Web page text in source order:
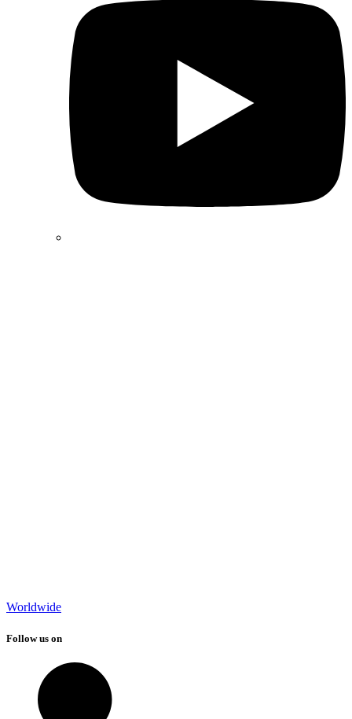
Worldwide
Follow us on